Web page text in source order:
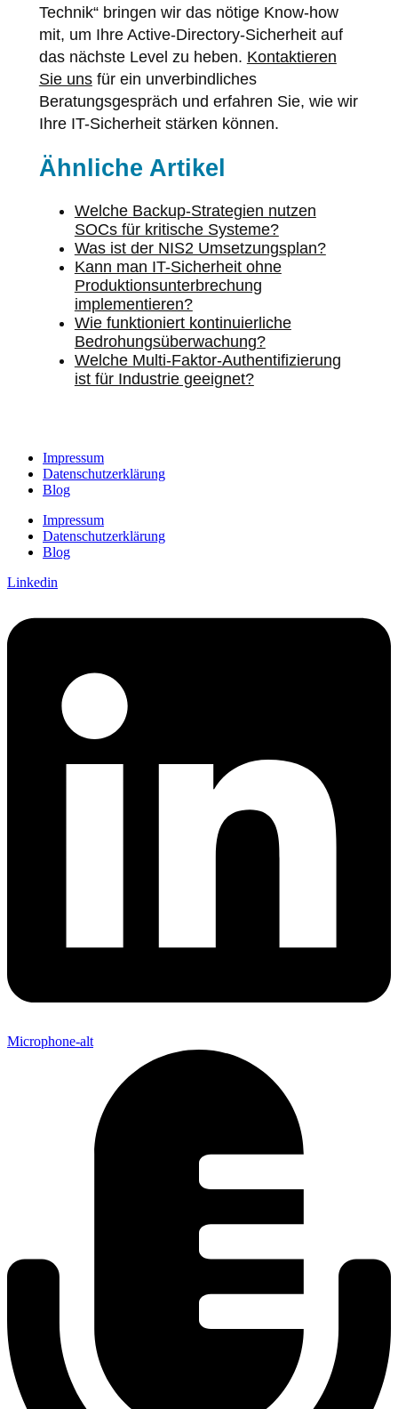
Technik“ bringen wir das nötige Know-how
mit, um Ihre Active-Directory-Sicherheit auf
das nächste Level zu heben. Kontaktieren
Sie unsfür ein unverbindliches
Beratungsgespräch und erfahren Sie, wie wir
Ihre IT-Sicherheit stärken können.
Ähnliche Artikel
Welche Backup-Strategien nutzen
SOCs für kritische Systeme?
Was ist der NIS2 Umsetzungsplan?
Kann man IT-Sicherheit ohne
Produktionsunterbrechung
implementieren?
Wie funktioniert kontinuierliche
Bedrohungsüberwachung?
Welche Multi-Faktor-Authentifizierung
ist für Industrie geeignet?
Impressum
Datenschutzerklärung
Blog
Impressum
Datenschutzerklärung
Blog
Linkedin
Microphone-alt